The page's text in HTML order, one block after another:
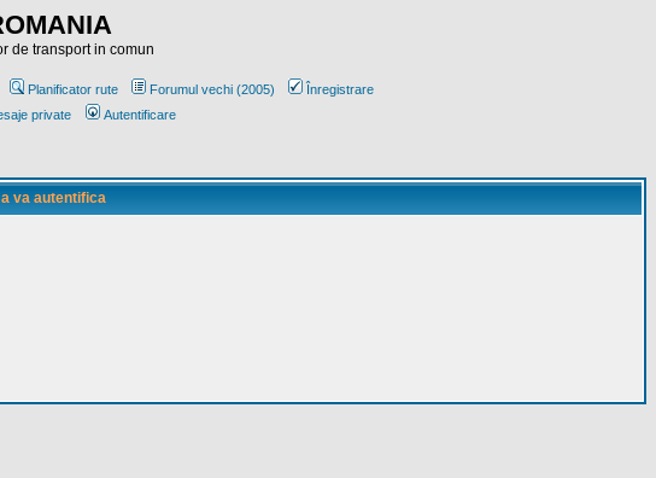
de transport in comun
Planificator rute Forumul vechi (2005)
Înregistrare
private Autentificare
va autentifica